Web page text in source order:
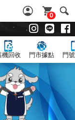
0
機回收 門市據點 門